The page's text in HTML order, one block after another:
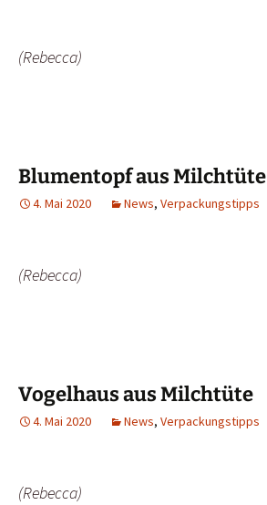
(Rebecca)
Blumentopf aus Milchtüte
4. Mai 2020 News, Verpackungstipps
(Rebecca)
Vogelhaus aus Milchtüte
4. Mai 2020 News, Verpackungstipps
(Rebecca)